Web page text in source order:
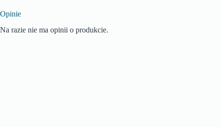
Opinie
Na razie nie ma opinii o produkcie.